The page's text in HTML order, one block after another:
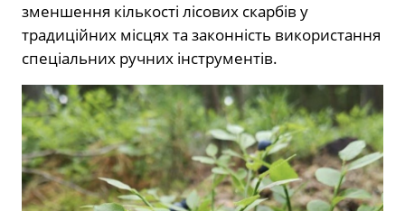
зменшення кількості лісових скарбів у
традиційних місцях та законність використання
спеціальних ручних інструментів.